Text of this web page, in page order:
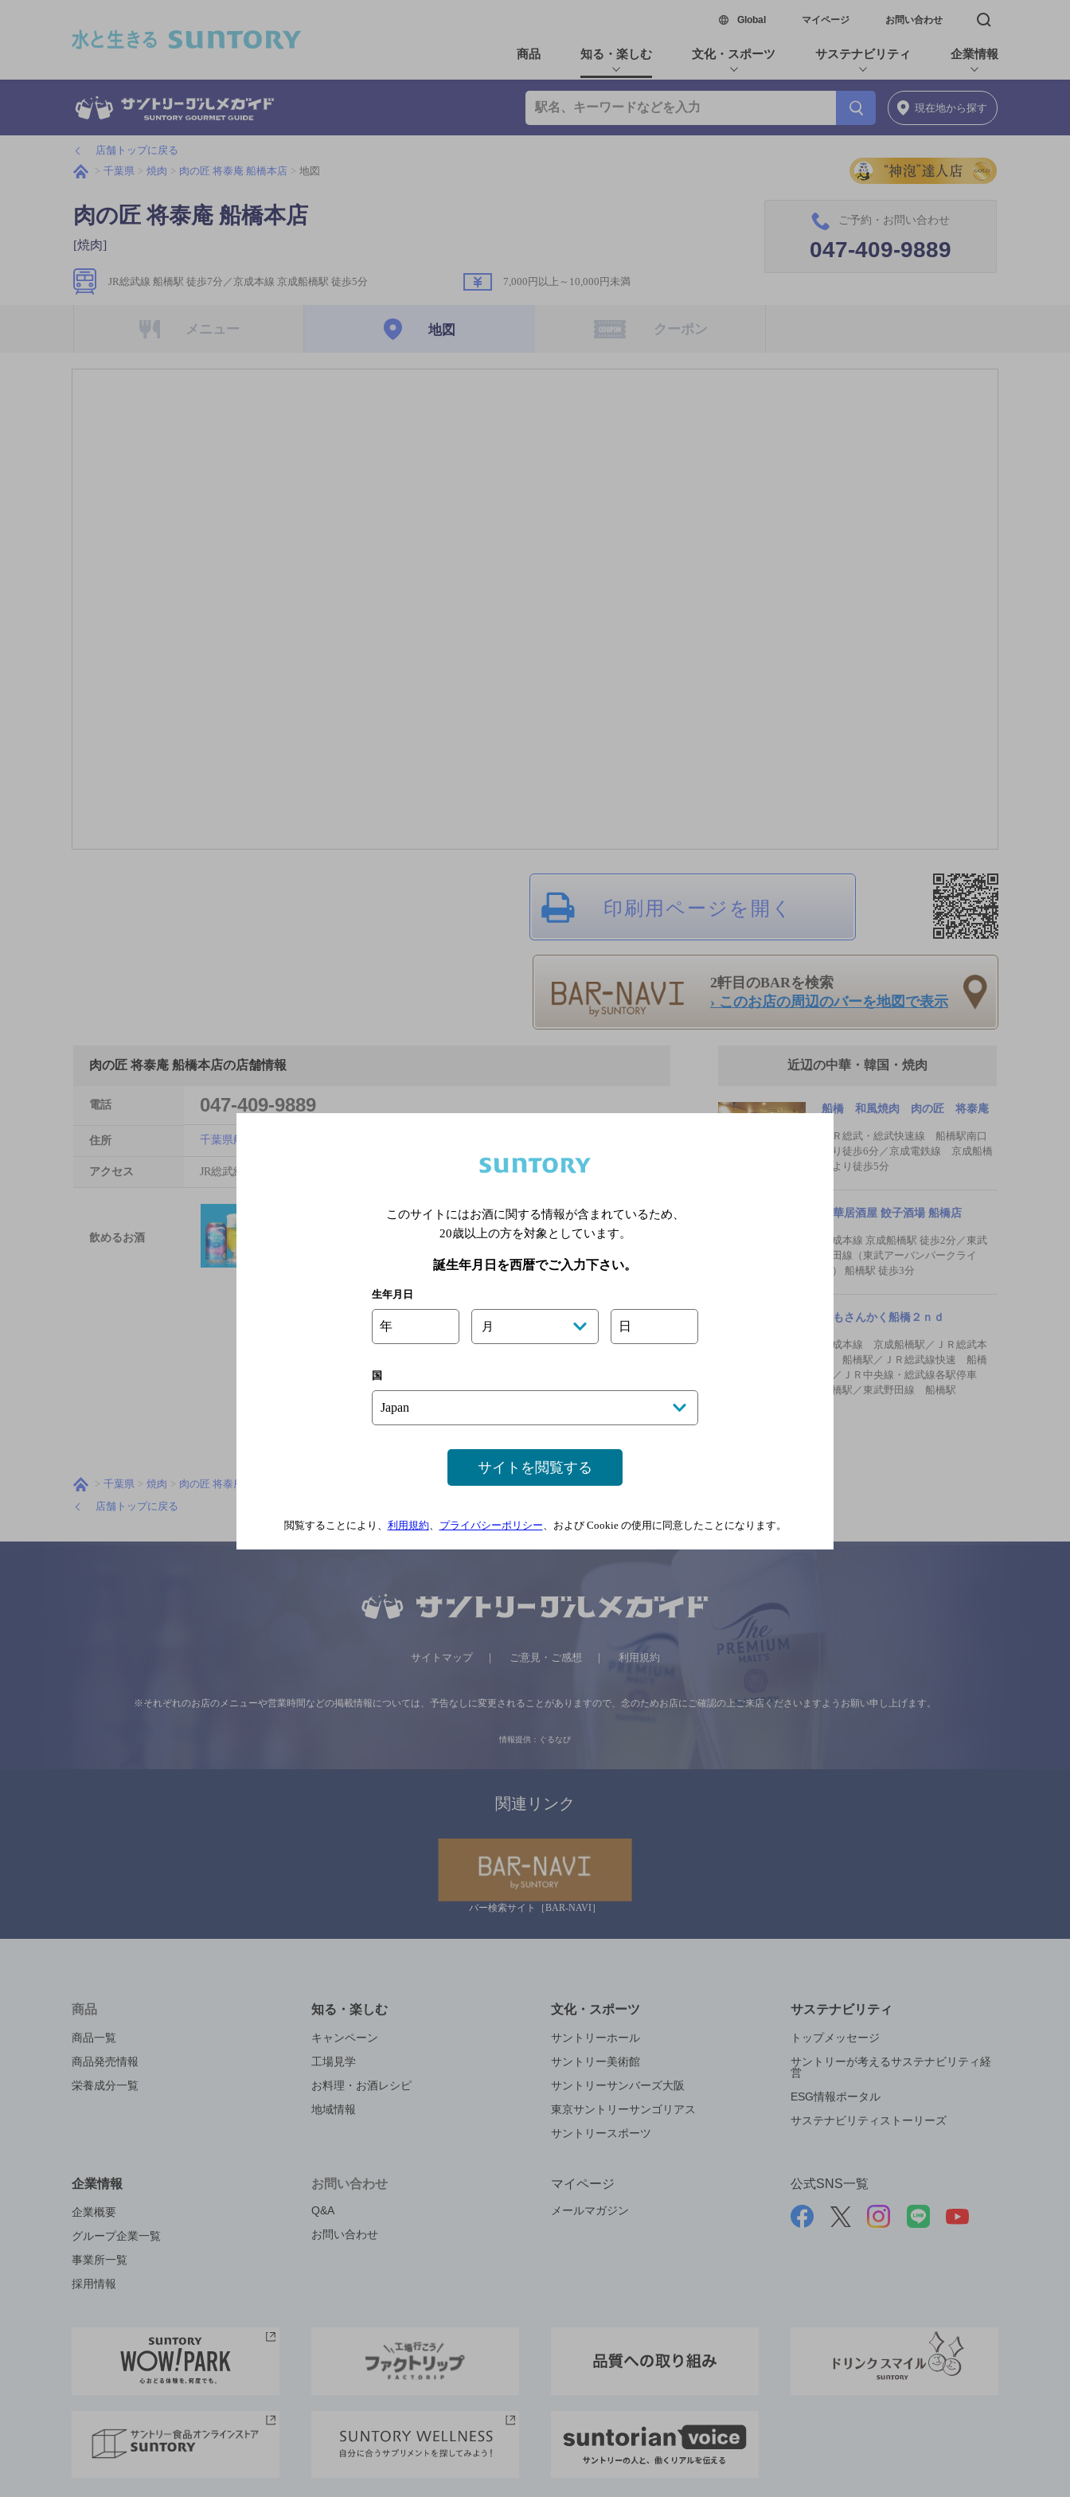
Global新しいウィンドウで開く
マイページ お問い合わせ 検索窓を開く
商品 知る・楽しむ 文化・スポーツ サステナビリティ 企業情報
現在地から探す
店舗トップに戻る
千葉県
焼肉 肉の匠 将泰庵 船橋本店 地図
肉の匠 将泰庵 船橋本店
[焼肉]
JR総武線 船橋駅 徒歩7分／京成本線 京成船橋駅 徒歩5分 7,000円以上～10,000円未満
ご予約・お問い合わせ
047-409-9889
メニュー 地図 クーポン
印刷用ページを開く
2軒目のBARを検索
› このお店の周辺のバーを地図で表示
肉の匠 将泰庵 船橋本店の店舗情報
電話 047-409-9889
住所 千葉県船橋市本町3-5-31将泰庵ビル新館1～2F
アクセス JR総武線 船橋駅 徒歩7分／京成本線 京成船橋駅 徒歩5分
飲めるお酒
近辺の中華・韓国・焼肉
船橋 和風焼肉 肉の匠 将泰庵
ＪＲ総武・総武快速線 船橋駅南口
より徒歩6分／京成電鉄線 京成船橋
駅より徒歩5分
中華居酒屋 餃子酒場 船橋店
京成本線 京成船橋駅 徒歩2分／東武
野田線（東武アーバンパークライ
ン） 船橋駅 徒歩3分
ともさんかく船橋２ｎｄ
京成本線 京成船橋駅／ＪＲ総武本
線 船橋駅／ＪＲ総武線快速 船橋
駅／ＪＲ中央線・総武線各駅停車
船橋駅／東武野田線 船橋駅
千葉県 焼肉 肉の匠 将泰庵 船橋本店
店舗トップに戻る
サイトマップ ご意見・ご感想 利用規約
※それぞれのお店のメニューや営業時間などの掲載情報については、 予告なしに変更されることがありますので、 念のためお店にご確認の上ご来店くださいますようお願い申し上げます。
情報提供：ぐるなび
関連リンク
バー検索サイト［BAR-NAVI］
商品
商品一覧
商品発売情報
栄養成分一覧
知る・楽しむ
キャンペーン
工場見学
お料理・お酒レシピ
地域情報
文化・スポーツ
サントリーホール
サントリー美術館
サントリーサンバーズ大阪
東京サントリーサンゴリアス
サントリースポーツ
サステナビリティ
トップメッセージ
サントリーが考えるサステナビリティ経
営
ESG情報ポータル
サステナビリティストーリーズ
企業情報
企業概要
グループ企業一覧
事業所一覧
採用情報
お問い合わせ
Q&A
お問い合わせ
マイページ
メールマガジン
公式SNS一覧
このサイトにはお酒に関する情報が含まれているため、
20歳以上の方を対象としています。
誕生年月日を西暦でご入力下さい。
生年月日
年 月 日
国
サイトを閲覧する
閲覧することにより、 利用規約 プライバシーポリシー 、および Cookie の使用に同意したことになります。